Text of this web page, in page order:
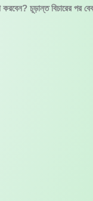
করবেন? চূড়ান্ত বিচারের পর